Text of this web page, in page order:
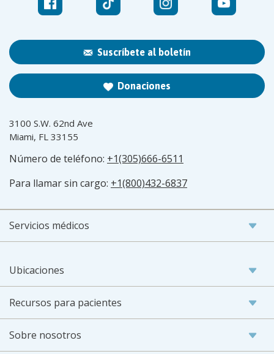
Suscríbete al boletín
Donaciones
3100 S.W. 62nd Ave
Miami, FL 33155
Número de teléfono: +1(305)666-6511
Para llamar sin cargo: +1(800)432-6837
Servicios médicos
Ubicaciones
Recursos para pacientes
Sobre nosotros